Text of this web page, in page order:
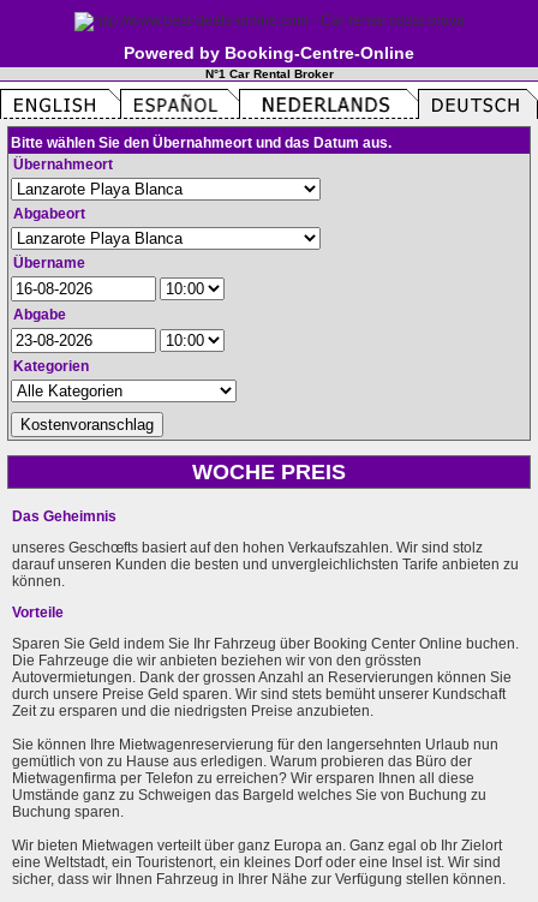
Powered by Booking-Centre-Online
N°1 Car Rental Broker
Bitte wählen Sie den Übernahmeort und das Datum aus.
Übernahmeort
Abgabeort
Übername
Abgabe
Kategorien
WOCHE PREIS
Das Geheimnis
unseres Geschœfts basiert auf den hohen Verkaufszahlen. Wir sind stolz
darauf unseren Kunden die besten und unvergleichlichsten Tarife anbieten zu
können.
Vorteile
Sparen Sie Geld indem Sie Ihr Fahrzeug über Booking Center Online buchen.
Die Fahrzeuge die wir anbieten beziehen wir von den grössten
Autovermietungen. Dank der grossen Anzahl an Reservierungen können Sie
durch unsere Preise Geld sparen. Wir sind stets bemüht unserer Kundschaft
Zeit zu ersparen und die niedrigsten Preise anzubieten.
Sie können Ihre Mietwagenreservierung für den langersehnten Urlaub nun
gemütlich von zu Hause aus erledigen. Warum probieren das Büro der
Mietwagenfirma per Telefon zu erreichen? Wir ersparen Ihnen all diese
Umstände ganz zu Schweigen das Bargeld welches Sie von Buchung zu
Buchung sparen.
Wir bieten Mietwagen verteilt über ganz Europa an. Ganz egal ob Ihr Zielort
eine Weltstadt, ein Touristenort, ein kleines Dorf oder eine Insel ist. Wir sind
sicher, dass wir Ihnen Fahrzeug in Ihrer Nähe zur Verfügung stellen können.